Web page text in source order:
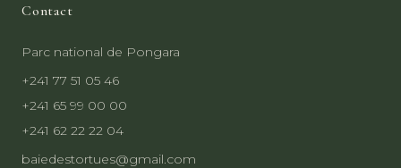
Contact
Parc national de Pongara
+241 77 51 05 46
+241 65 99 00 00
+241 62 22 22 04
baiedestortues@gmail.com